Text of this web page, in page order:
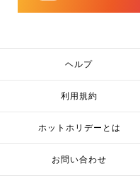
ヘルプ
利用規約
ホットホリデーとは
お問い合わせ